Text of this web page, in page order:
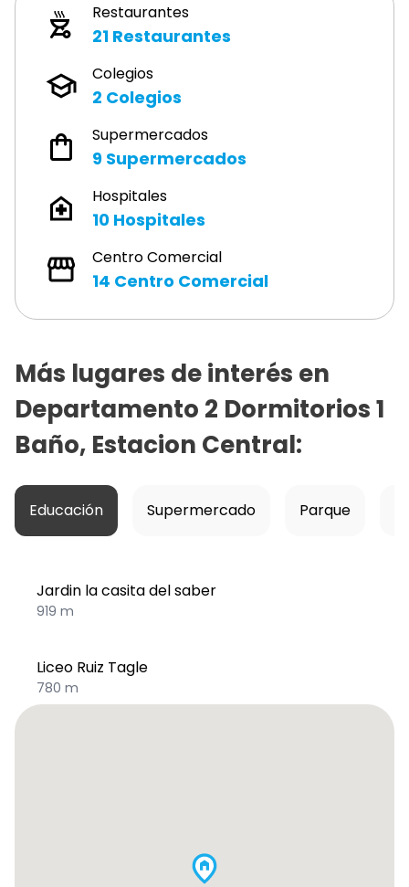
Restaurantes
21 Restaurantes
Colegios
2 Colegios
Supermercados
9 Supermercados
Hospitales
10 Hospitales
Centro Comercial
14 Centro Comercial
Más lugares de interés en
Departamento 2 Dormitorios 1
Baño, Estacion Central:
Educación Supermercado Parque
Jardin la casita del saber
919 m
Liceo Ruiz Tagle
780 m